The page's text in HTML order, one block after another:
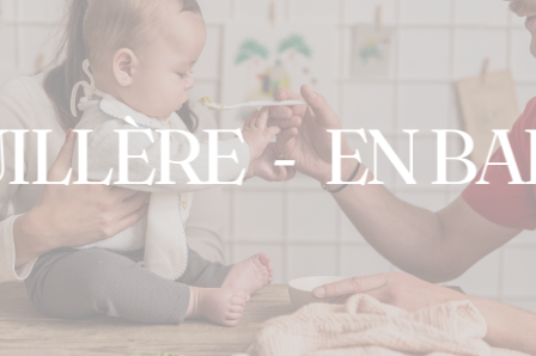
4.7 avis
Le Brassé Vanille
2,10€ - EN